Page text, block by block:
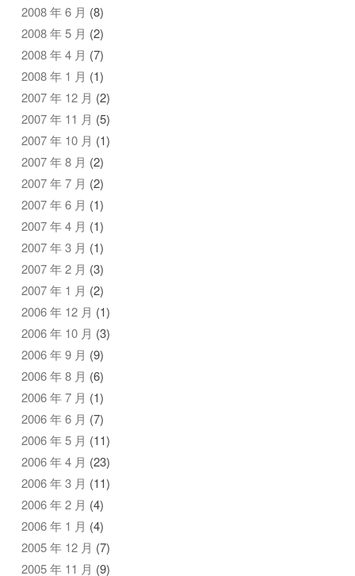
2008 年 6 月 (8)
2008 年 5 月 (2)
2008 年 4 月 (7)
2008 年 1 月 (1)
2007 年 12 月 (2)
2007 年 11 月 (5)
2007 年 10 月 (1)
2007 年 8 月 (2)
2007 年 7 月 (2)
2007 年 6 月 (1)
2007 年 4 月 (1)
2007 年 3 月 (1)
2007 年 2 月 (3)
2007 年 1 月 (2)
2006 年 12 月 (1)
2006 年 10 月 (3)
2006 年 9 月 (9)
2006 年 8 月 (6)
2006 年 7 月 (1)
2006 年 6 月 (7)
2006 年 5 月 (11)
2006 年 4 月 (23)
2006 年 3 月 (11)
2006 年 2 月 (4)
2006 年 1 月 (4)
2005 年 12 月 (7)
2005 年 11 月 (9)